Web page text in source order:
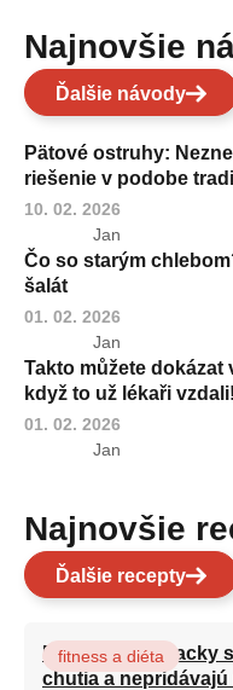
Najnovšie
Ďalšie návody
Pätové ostruhy:
riešenie v podobe
10. 02. 2026
Jan
Čo so starým
šalát
01. 02. 2026
Jan
Takto můžete
když to už lékaři vzdali!
01. 02. 2026
Jan
Najnovšie
Ďalšie recepty
Brokolicové placky
chutia a nepridávajú
fitness a diéta